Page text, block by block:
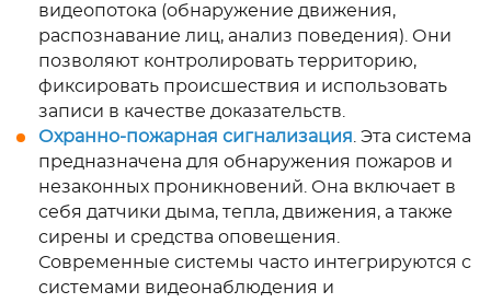
видеопотока (обнаружение движения,
распознавание лиц, анализ поведения). Они
позволяют контролировать территорию,
фиксировать происшествия и использовать
записи в качестве доказательств.
Охранно-пожарная сигнализация . Эта система
предназначена для обнаружения пожаров и
незаконных проникновений. Она включает в
себя датчики дыма, тепла, движения, а также
сирены и средства оповещения.
Современные системы часто интегрируются с
системами видеонаблюдения и